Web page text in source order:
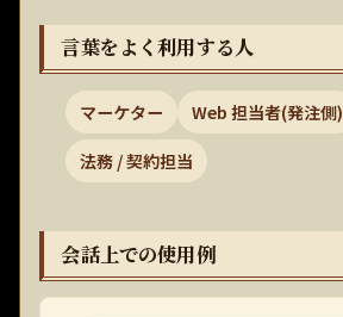
言葉をよく利用する人
マーケター Web 担当者(発注側)
法務 / 契約担当
会話上での使用例